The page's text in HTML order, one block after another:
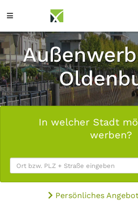
In welcher Stadt
werben?
Persönliches